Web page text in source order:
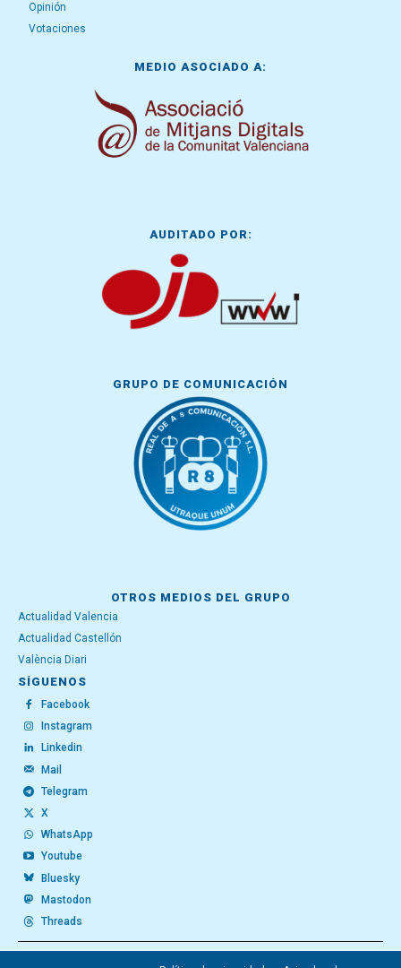
Opinión
Votaciones
MEDIO ASOCIADO A:
AUDITADO POR:
GRUPO DE COMUNICACIÓN
OTROS MEDIOS DEL GRUPO
Actualidad Valencia
Actualidad Castellón
València Diari
SÍGUENOS
Facebook
Instagram
Linkedin
Mail
Telegram
X
WhatsApp
Youtube
Bluesky
Mastodon
Threads